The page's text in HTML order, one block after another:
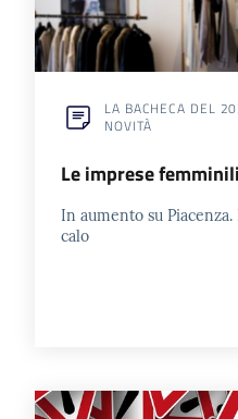
LA BACHECA DEL
NOVITÀ
Le imprese
In aumento su
calo